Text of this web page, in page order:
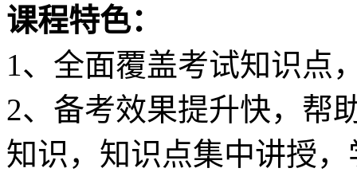
课程特色：
1、全面覆盖考试知识
2、备考效果提升快，帮
知识，知识点集中讲授